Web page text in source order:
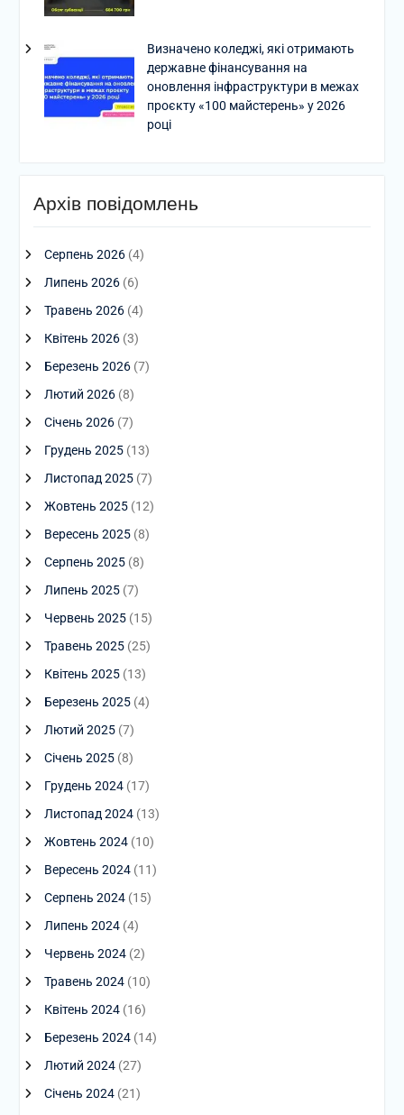
Визначено коледжі, які отримають
державне фінансування на
оновлення інфраструктури в межах
проєкту «100 майстерень» у 2026
році
Архів повідомлень
Серпень 2026(4)
Липень 2026(6)
Травень 2026(4)
Квітень 2026(3)
Березень 2026(7)
Лютий 2026(8)
Січень 2026(7)
Грудень 2025(13)
Листопад 2025(7)
Жовтень 2025(12)
Вересень 2025(8)
Серпень 2025(8)
Липень 2025(7)
Червень 2025(15)
Травень 2025(25)
Квітень 2025(13)
Березень 2025(4)
Лютий 2025(7)
Січень 2025(8)
Грудень 2024(17)
Листопад 2024(13)
Жовтень 2024(10)
Вересень 2024(11)
Серпень 2024(15)
Липень 2024(4)
Червень 2024(2)
Травень 2024(10)
Квітень 2024(16)
Березень 2024(14)
Лютий 2024(27)
Січень 2024(21)